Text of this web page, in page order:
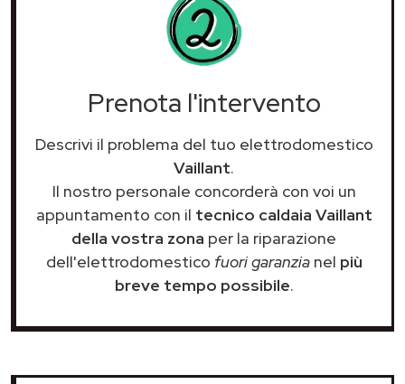
Prenota l'intervento
Descrivi il problema del tuo elettrodomestico
Vaillant.
Il nostro personale concorderà con voi un
appuntamento con il tecnico caldaia Vaillant
della vostra zona per la riparazione
dell'elettrodomestico fuori garanzianel più
breve tempo possibile.